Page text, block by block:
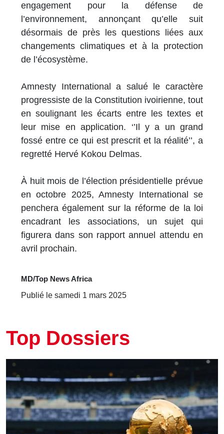
engagement pour la défense de
l’environnement, annonçant qu’elle suit
désormais de près les questions liées aux
changements climatiques et à la protection
de l’écosystème.
Amnesty International a salué le caractère
progressiste de la Constitution ivoirienne, tout
en soulignant les écarts entre les textes et
leur mise en application. ‘’Il y a un grand
fossé entre ce qui est prescrit et la réalité’’, a
regretté Hervé Kokou Delmas.
À huit mois de l’élection présidentielle prévue
en octobre 2025, Amnesty International se
penchera également sur la réforme de la loi
encadrant les associations, un sujet qui
figurera dans son rapport annuel attendu en
avril prochain.
MD/Top News Africa
Publié le samedi 1 mars 2025
Top Dossiers